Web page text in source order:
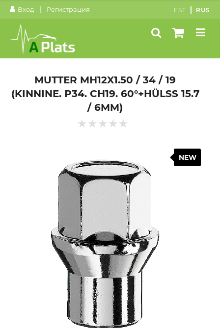
Вход | Регистрация EST RUS
MUTTER MH12X1.50 / 34 / 19
(KINNINE. P34. CH19. 60°+HÜLSS 15.7
/ 6MM)
NEW